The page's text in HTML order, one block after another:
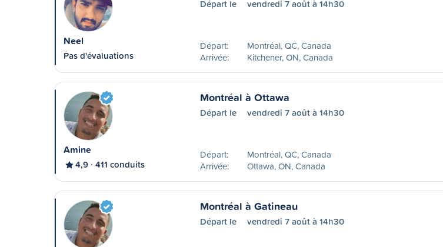
Neel
Pas d'évaluations
Départ le vendredi 7 août à 14h30
Départ:
Montréal, QC, Canada
Arrivée:
Kitchener, ON, Canada
Amine
4,9 411 conduits
Montréal à Ottawa
Départ le vendredi 7 août à 14h30
Départ:
Montréal, QC, Canada
Arrivée:
Ottawa, ON, Canada
Montréal à Gatineau
Départ le vendredi 7 août à 14h30